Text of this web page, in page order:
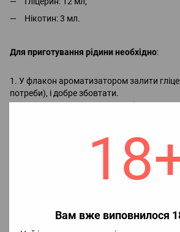
Вам вже виповнилося
Нікотин: 3 мл.
Для приготування рідини необхідно:
1. У флакон ароматизатором залити
потреби), і добре збовтати.
2. Насолоджуватися смаком рідини.
Додавання нікобустеру:
якщо не додати нікобустер отримаємо
якщо додати половину, отримаємо 25